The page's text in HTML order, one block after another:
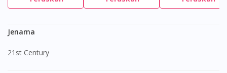
Jenama
21st Century